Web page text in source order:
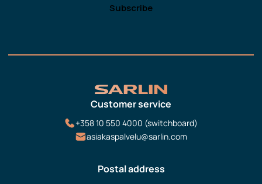
Customer service
+358 10 550 4000 (switchboard)
asiakaspalvelu@sarlin.com
Postal address